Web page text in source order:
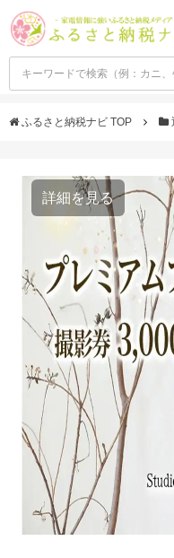
ふるさと納税ナビ TOP
詳細を見る